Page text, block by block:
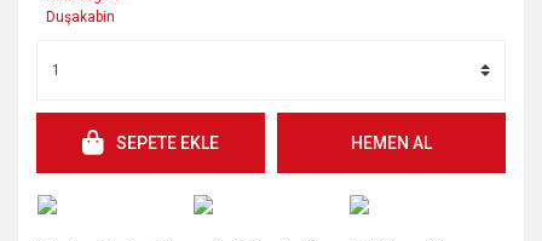
SEPETE EKLE HEMEN AL